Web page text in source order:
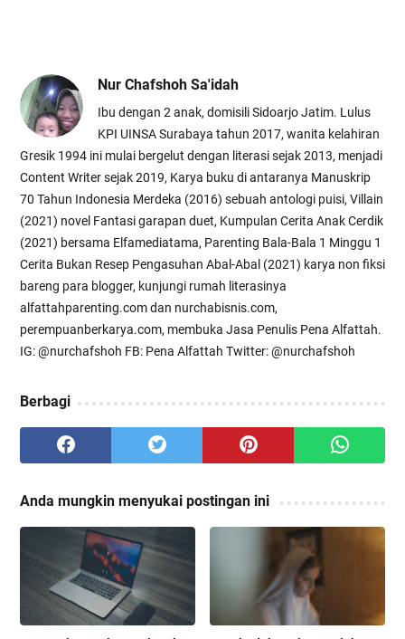
Nur Chafshoh Sa'idah
Ibu dengan 2 anak, domisili Sidoarjo Jatim. Lulus
KPI UINSA Surabaya tahun 2017, wanita kelahiran
Gresik 1994 ini mulai bergelut dengan literasi sejak 2013, menjadi
Content Writer sejak 2019, Karya buku di antaranya Manuskrip
70 Tahun Indonesia Merdeka (2016) sebuah antologi puisi, Villain
(2021) novel Fantasi garapan duet, Kumpulan Cerita Anak Cerdik
(2021) bersama Elfamediatama, Parenting Bala-Bala 1 Minggu 1
Cerita Bukan Resep Pengasuhan Abal-Abal (2021) karya non fiksi
bareng para blogger, kunjungi rumah literasinya
alfattahparenting.com dan nurchabisnis.com,
perempuanberkarya.com, membuka Jasa Penulis Pena Alfattah.
IG: @nurchafshoh FB: Pena Alfattah Twitter: @nurchafshoh
Berbagi
Anda mungkin menyukai postingan ini